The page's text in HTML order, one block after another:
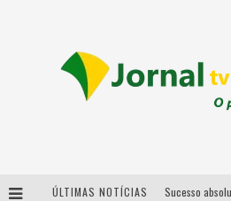
ÚLTIMAS NOTÍCIAS